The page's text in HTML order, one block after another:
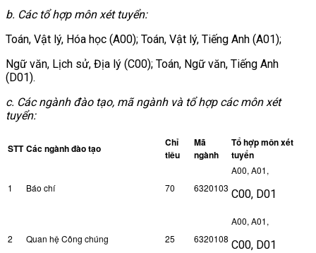
b. Các tổ hợp môn xét tuyển:
Toán, Vật lý, Hóa học (A00); Toán, Vật lý, Tiếng Anh (A01);
Ngữ văn, Lịch sử, Địa lý (C00); Toán, Ngữ văn, Tiếng Anh
(D01).
c. Các ngành đào tạo, mã ngành và tổ hợp các môn xét
tuyển:
STT Các ngành đào tạo
Chỉ
tiêu
Mã
ngành
Tổ hợp môn xét
tuyển
1 Báo chí 70 6320103
A00, A01,
C00, D01
2 Quan hệ Công chúng 25 6320108
A00, A01,
C00, D01